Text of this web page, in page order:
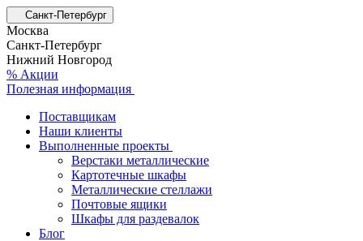
Санкт-Петербург
Москва
Санкт-Петербург
Нижний Новгород
% Акции
Полезная информация
Поставщикам
Наши клиенты
Выполненные проекты
Верстаки металлические
Картотечные шкафы
Металлические стеллажи
Почтовые ящики
Шкафы для раздевалок
Блог